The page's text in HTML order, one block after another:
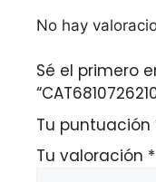
No hay
Sé el primero
Tu puntuación
Tu valoración *